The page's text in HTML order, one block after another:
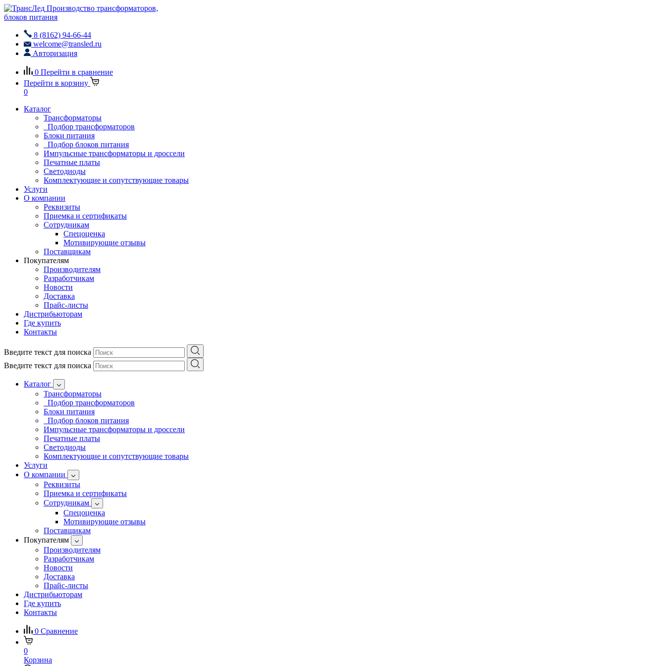
Производство трансформаторов,
блоков питания
8 (8162) 94-66-44
welcome@transled.ru
Авторизация
0 Перейти в сравнение
Перейти в корзину
0
Каталог
Трансформаторы
Подбор трансформаторов
Блоки питания
Подбор блоков питания
Импульсные трансформаторы и дроссели
Печатные платы
Светодиоды
Комплектующие и сопутствующие товары
Услуги
О компании
Реквизиты
Приемка и сертификаты
Сотрудникам
Спецоценка
Мотивирующие отзывы
Поставщикам
Покупателям
Производителям
Разработчикам
Новости
Доставка
Прайс-листы
Дистрибьюторам
Где купить
Контакты
Введите текст для поиска
Введите текст для поиска
Каталог
Трансформаторы
Подбор трансформаторов
Блоки питания
Подбор блоков питания
Импульсные трансформаторы и дроссели
Печатные платы
Светодиоды
Комплектующие и сопутствующие товары
Услуги
О компании
Реквизиты
Приемка и сертификаты
Сотрудникам
Спецоценка
Мотивирующие отзывы
Поставщикам
Покупателям
Производителям
Разработчикам
Новости
Доставка
Прайс-листы
Дистрибьюторам
Где купить
Контакты
0 Сравнение
0
Корзина